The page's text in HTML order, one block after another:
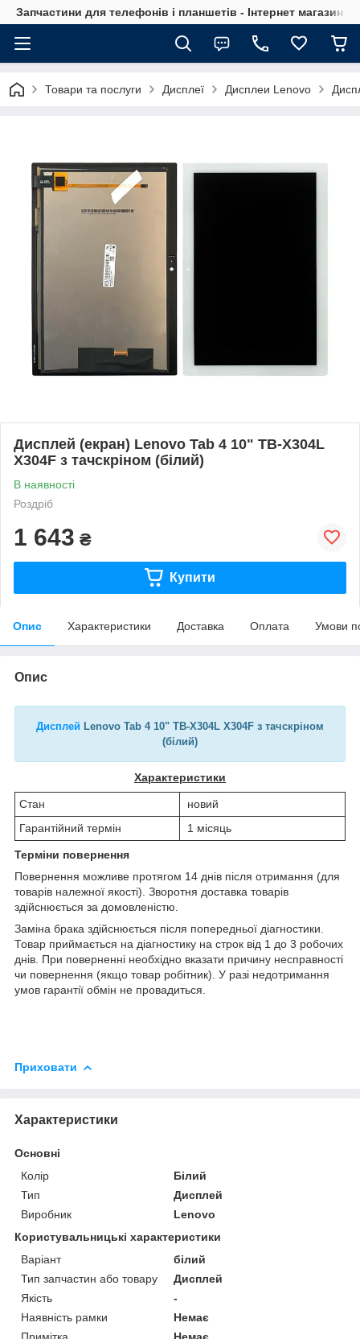
Запчастини для телефонів і планшетів - Інтернет магазин
Товари та послуги Дисплеї Дисплеи Lenovo
Дисплей (екран) Lenovo Tab 4 10" TB-X304L
X304F з тачскріном (білий)
В наявності
Роздріб
1 643 ₴
Купити
Опис Характеристики Доставка Оплата Умови
Опис
Дисплей Lenovo Tab 4 10" TB-X304L X304F з тачскріном
(білий)
Характеристики
Стан
новий
Гарантійний термін
1 місяць
Терміни повернення
Повернення можливе протягом 14 днів після отримання (для
товарів належної якості). Зворотня доставка товарів
здійснюється за домовленістю.
Заміна брака здійснюється після попередньої діагностики.
Товар приймається на діагностику на строк від 1 до 3 робочих
днів. При поверненні необхідно вказати причину несправності
чи повернення (якщо товар робітник). У разі недотримання
умов гарантії обмін не провадиться.
Приховати
Характеристики
Основні
Колір
Білий
Тип
Дисплей
Виробник
Lenovo
Користувальницькі характеристики
Варіант
білий
Тип запчастин або товару
Дисплей
Якість
-
Наявність рамки
Немає
Примітка
Немає